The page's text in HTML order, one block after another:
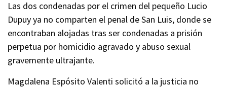
Las dos condenadas por el crimen del pequeño Lucio
Dupuy ya no comparten el penal de San Luis, donde se
encontraban alojadas tras ser condenadas a prisión
perpetua por homicidio agravado y abuso sexual
gravemente ultrajante.
Magdalena Espósito Valenti solicitó a la justicia no